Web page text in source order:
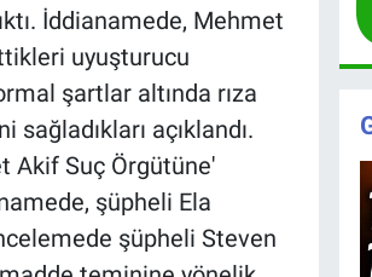
İddianamede, Mehmet
uyuşturucu
şartlar altında rıza
açıklandı.
Akif Suç Örgütüne'
şüpheli Ela
şüpheli Steven